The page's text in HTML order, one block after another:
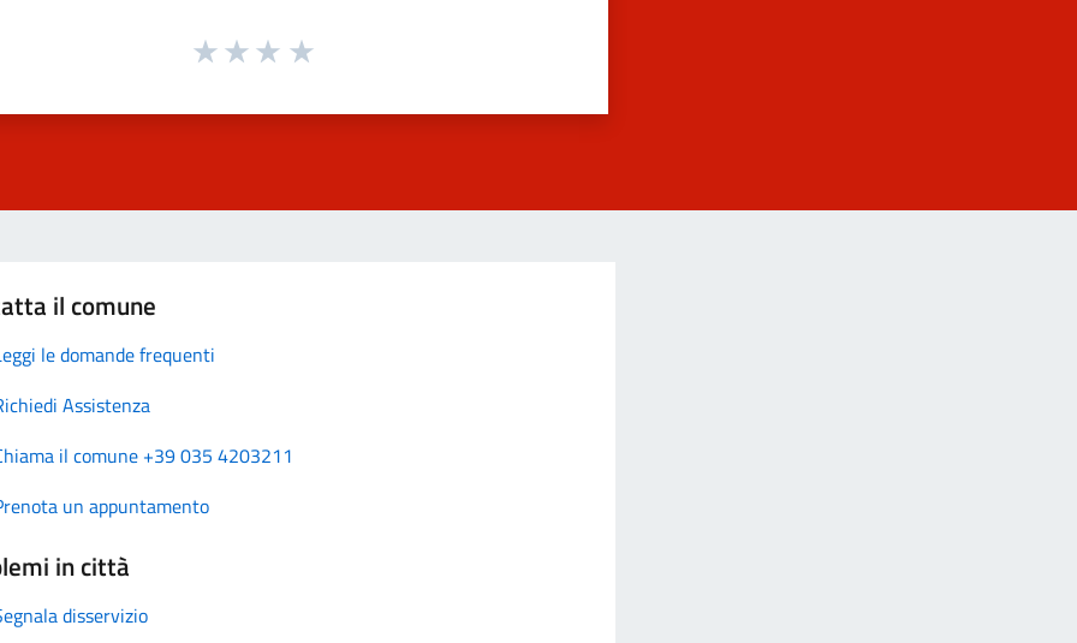
il comune
le domande frequenti
Assistenza
il comune +39 035 4203211
un appuntamento
in città
disservizio